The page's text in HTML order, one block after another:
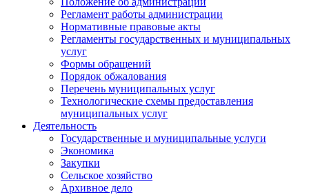
Регламент работы администрации
Нормативные правовые акты
Регламенты государственных и муниципальных
услуг
Формы обращений
Порядок обжалования
Перечень муниципальных услуг
Технологические схемы предоставления
муниципальных услуг
Деятельность
Государственные и муниципальные услуги
Экономика
Закупки
Сельское хозяйство
Архивное дело